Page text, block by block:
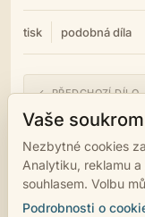
tisk podobná díla
← PŘEDCHOZÍ DÍLO
co vlastně vím?
Vaše
Nezbytné cookies
Analytiku, reklamu
souhlasem. Volbu
Podrobnosti o